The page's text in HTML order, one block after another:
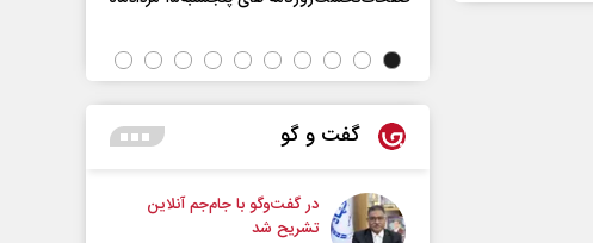
گفت و گو
در گفت‌و‌گو با جام‌جم آنلاین
تشریح شد